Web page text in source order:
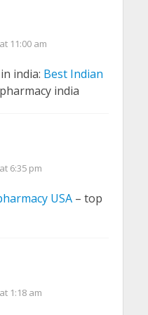
11:00 am
india: Best Indian
india
6:35 pm
USA– top
1:18 am